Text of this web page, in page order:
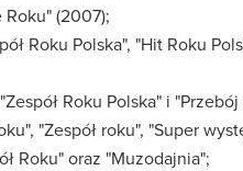
(2007);
Roku Polska", "Hit Roku
Roku Polska" i
"Zespół roku", "Super
Roku" oraz "Muzodajnia";